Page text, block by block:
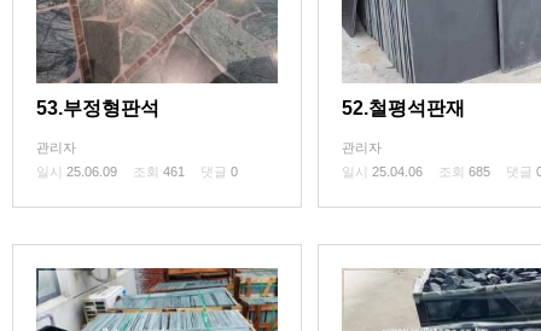
53.부정형판석
관리자
일시 25.06.09 조회 461 댓글 0
52.철평석판재
관리자
일시 25.04.06 조회 685 댓글